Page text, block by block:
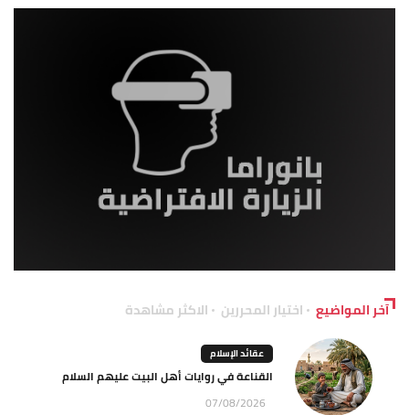
آخر المواضيع اختيار المحررين الاكثر مشاهدة
عقائد الإسلام
القناعة في روايات أهل البيت عليهم السلام
07/08/2026